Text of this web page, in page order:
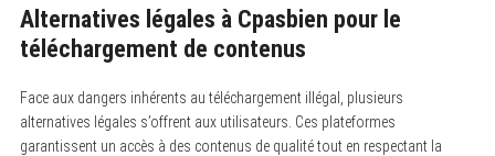
Alternatives légales à Cpasbien pour le
téléchargement de contenus
Face aux dangers inhérents au téléchargement illégal, plusieurs
alternatives légales s’offrent aux utilisateurs. Ces plateformes
garantissent un accès à des contenus de qualité tout en respectant la